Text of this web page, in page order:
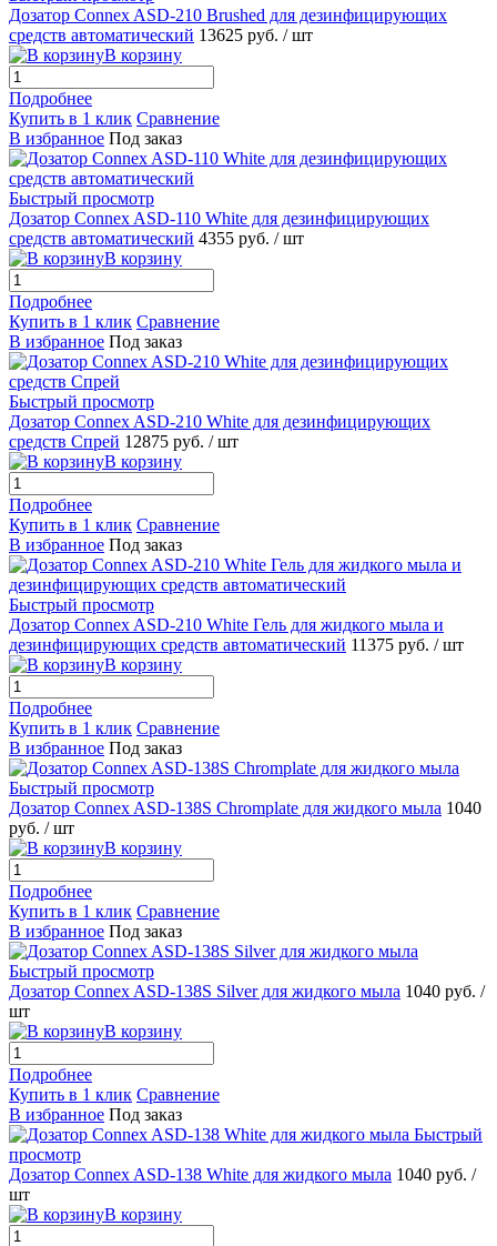
Дозатор Connex ASD-210 Brushed для дезинфицирующих
средств автоматический 13625 руб. / шт
В корзину
Подробнее
Купить в 1 клик Сравнение
В избранное Под заказ
Быстрый просмотр
Дозатор Connex ASD-110 White для дезинфицирующих
средств автоматический 4355 руб. / шт
В корзину
Подробнее
Купить в 1 клик Сравнение
В избранное Под заказ
Быстрый просмотр
Дозатор Connex ASD-210 White для дезинфицирующих
средств Спрей 12875 руб. / шт
В корзину
Подробнее
Купить в 1 клик Сравнение
В избранное Под заказ
Быстрый просмотр
Дозатор Connex ASD-210 White Гель для жидкого мыла и
дезинфицирующих средств автоматический 11375 руб. / шт
В корзину
Подробнее
Купить в 1 клик Сравнение
В избранное Под заказ
Быстрый просмотр
Дозатор Connex ASD-138S Chromplate для жидкого мыла 1040
руб. / шт
В корзину
Подробнее
Купить в 1 клик Сравнение
В избранное Под заказ
Быстрый просмотр
Дозатор Connex ASD-138S Silver для жидкого мыла 1040 руб. /
шт
В корзину
Подробнее
Купить в 1 клик Сравнение
В избранное Под заказ
Быстрый
просмотр
Дозатор Connex ASD-138 White для жидкого мыла 1040 руб. /
шт
В корзину